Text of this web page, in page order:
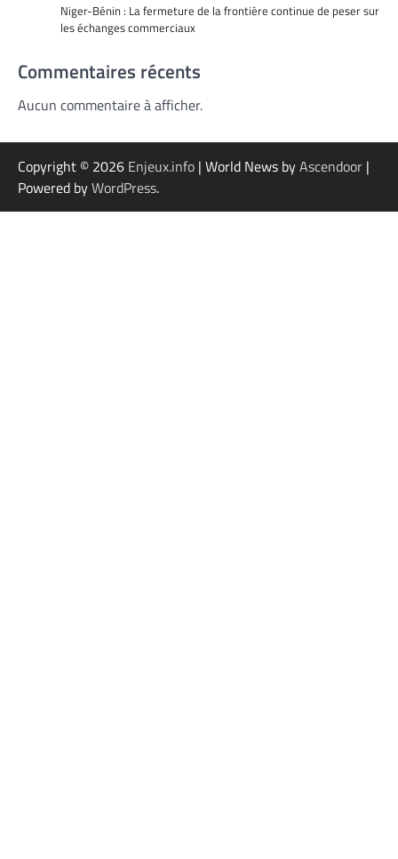
Niger-Bénin : La fermeture de la frontière continue de peser sur
les échanges commerciaux
Commentaires récents
Aucun commentaire à afficher.
Copyright © 2026 Enjeux.info | World News byAscendoor |
Powered byWordPress.